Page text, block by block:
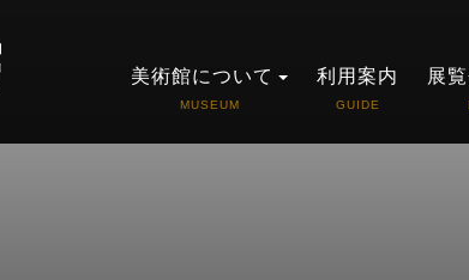
美術館について
MUSEUM
利用案内
GUIDE
展